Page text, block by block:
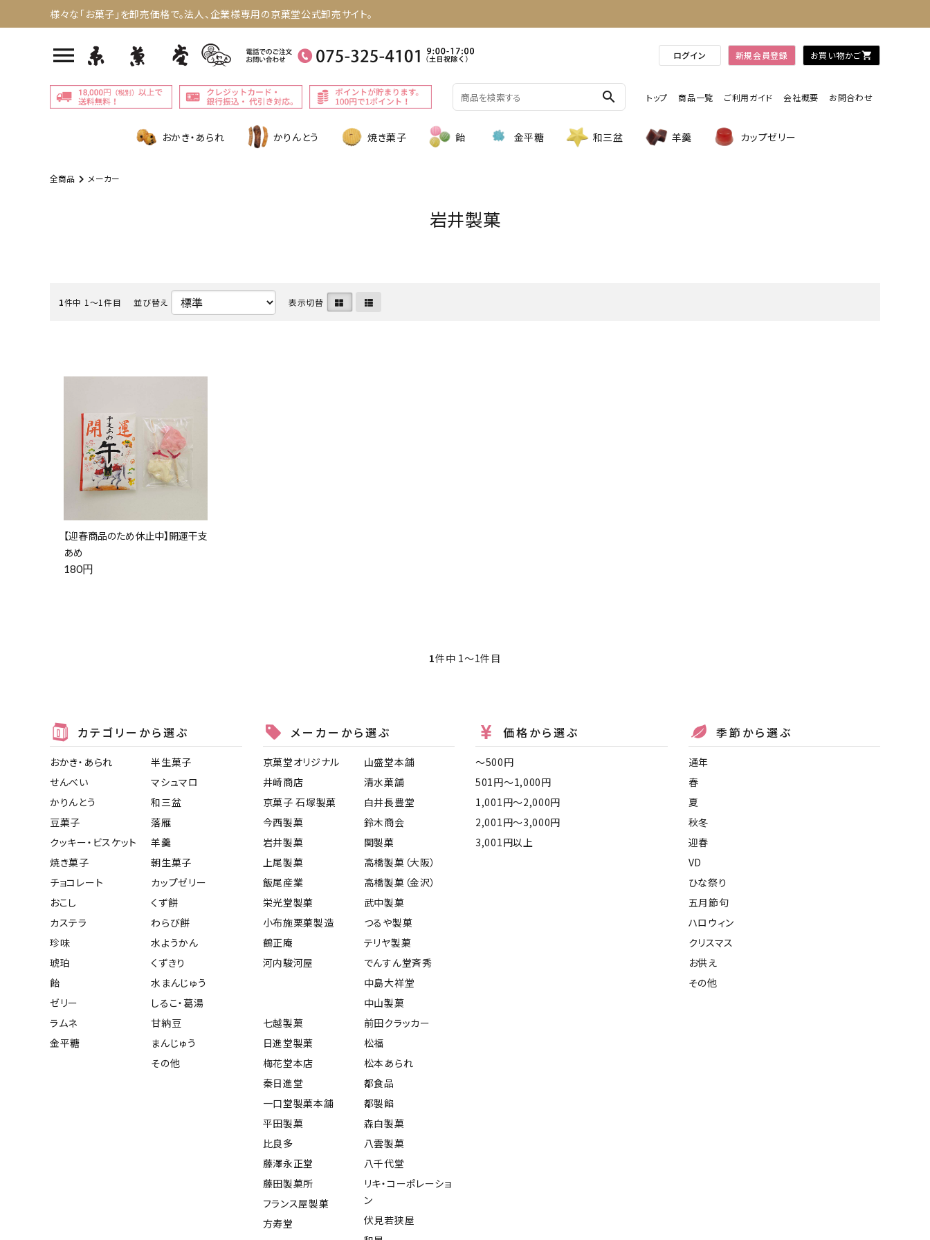
様々な「お菓子」を卸売価格で。法人、企業様専用の京菓堂公式卸売サイト。
menu ログイン 新規会員登録 お買い物かごshopping_cart
search トップ 商品一覧 ご利用ガイド 会社概要 お問合わせ
おかき・あられ かりんとう 焼き菓子 飴 金平糖 和三盆 羊羹 カップゼリー
全商品 メーカー
岩井製菓
1件中 1〜1件目 並び替え 表示切替
【迎春商品のため休止中】開運干支
あめ
180円
1件中 1〜1件目
カテゴリーから選ぶ
おかき・あられ
せんべい
かりんとう
豆菓子
クッキー・ビスケット
焼き菓子
チョコレート
おこし
カステラ
珍味
琥珀
飴
ゼリー
ラムネ
金平糖
半生菓子
マシュマロ
和三盆
落雁
羊羹
朝生菓子
カップゼリー
くず餅
わらび餅
水ようかん
くずきり
水まんじゅう
しるこ・葛湯
甘納豆
まんじゅう
その他
メーカーから選ぶ
京菓堂オリジナル
井崎商店
京菓子 石塚製菓
今西製菓
岩井製菓
上尾製菓
飯尾産業
栄光堂製菓
小布施栗菓製造
鶴正庵
河内駿河屋
山盛堂本舗
清水菓舗
白井長豊堂
鈴木商会
関製菓
高橋製菓（大阪）
高橋製菓（金沢）
武中製菓
つるや製菓
テリヤ製菓
でんすん堂斉秀
中島大祥堂
中山製菓
七越製菓
日進堂製菓
梅花堂本店
秦日進堂
一口堂製菓本舗
平田製菓
比良多
藤澤永正堂
藤田製菓所
フランス屋製菓
方寿堂
前田クラッカー
松福
松本あられ
都食品
都製餡
森白製菓
八雲製菓
八千代堂
リキ・コーポレーショ
ン
伏見若狭屋
価格から選ぶ
〜500円
501円〜1,000円
1,001円〜2,000円
2,001円〜3,000円
3,001円以上
季節から選ぶ
通年
春
夏
秋冬
迎春
VD
ひな祭り
五月節句
ハロウィン
クリスマス
お供え
その他